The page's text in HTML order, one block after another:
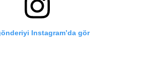
Instagram’da gör